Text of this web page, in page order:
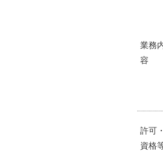
業務
容
許可・
資格